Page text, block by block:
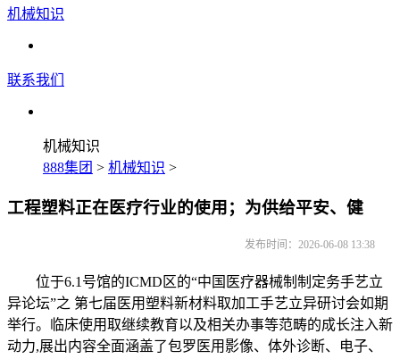
机械知识
联系我们
机械知识
888集团 > 机械知识 >
工程塑料正在医疗行业的使用；为供给平安、健
发布时间：2026-06-08 13:38
位于6.1号馆的ICMD区的“中国医疗器械制制定务手艺立
异论坛”之 第七届医用塑料新材料取加工手艺立异研讨会如期
举行。临床使用取继续教育以及相关办事等范畴的成长注入新
动力,展出内容全面涵盖了包罗医用影像、体外诊断、电子、